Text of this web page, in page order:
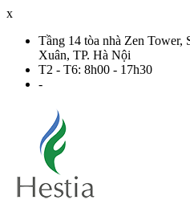
x
Tầng 14 tòa nhà Zen Tower,
Xuân, TP. Hà Nội
T2 - T6: 8h00 - 17h30
-